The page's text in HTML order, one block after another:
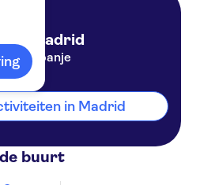
Madrid
Spanje
in Madrid
buurt